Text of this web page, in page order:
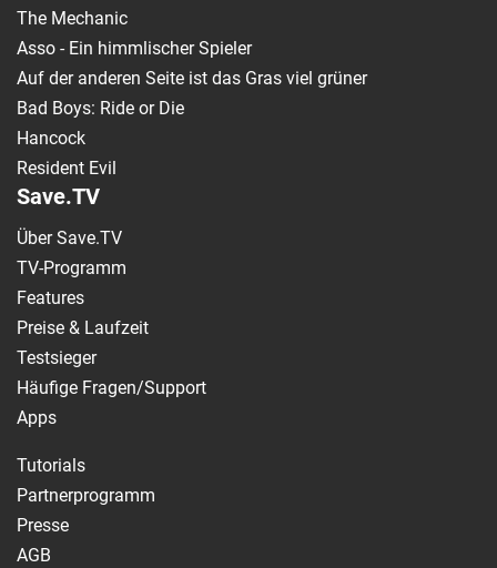
The Mechanic
Asso - Ein himmlischer Spieler
Auf der anderen Seite ist das Gras viel grüner
Bad Boys: Ride or Die
Hancock
Resident Evil
Save.TV
Über Save.TV
TV-Programm
Features
Preise & Laufzeit
Testsieger
Häufige Fragen/Support
Apps
Tutorials
Partnerprogramm
Presse
AGB